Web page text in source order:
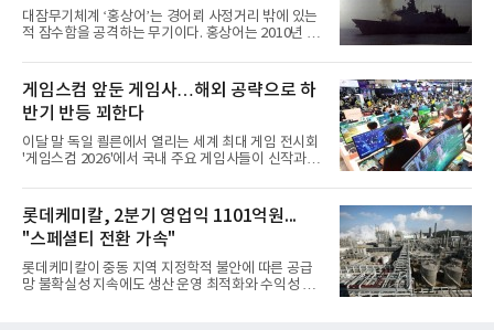
대잠무기체계 ‘홍상어’는 경어뢰 사정거리 밖에 있는
적 잠수함을 공격하는 무기이다. 홍상어는 2010년 넥
이뤄졌다. 이후 2012년 한국형 구축함(KDX-1) 이상
의 함정에 실전 배치됐다.그해 7월 해군은 동해상에서
성능 검증을 위해 홍상어 시험발사를 실시했다. 이때
홍상어가 목표 지점에서 입수한 후 표적을 타격하지
못하고 물속에서 멈춰버리는 예상 밖의 일이 벌어졌
다. 2차 품질확인 사격 시험에서도 만족스러운 결과를
얻지 못했다. 완벽한 신뢰성 확보를 위해 LIG넥스원은
분야를
게임스컴 앞둔 게임사…해외 공략으로 하
반기 반등 꾀한다
이달 말 독일 쾰른에서 열리는 세계 최대 게임 전시회
'게임스컴 2026'에서 국내 주요 게임사들이 신작과 글
체별로 엇갈린 가운데 하반기 신작 흥행과 해외 시장
성과가 실적을 좌우할 핵심 변수로 떠오르고 있다.8일
업계에 따르면 올해 상반기 게임업계는 기업별 성적
표가 크게 갈렸다. 대표적으로 크래프톤은 'PUBG: 배
틀그라운드'의 안정적인 성장에 힘입어 상반기 연결
기준 매출 2조6616억원, 영업이익 9725억원으로 역
대 최대 실적을 기록했다. 엔씨도 올해 출시한 '아이온
롯데케미칼, 2분기 영업익 1101억원...
"스페셜티 전환 가속"
롯데케미칼이 중동 지역 지정학적 불안에 따른 공급
망 불확실성 지속에도 생산 운영 최적화와 수익성 중